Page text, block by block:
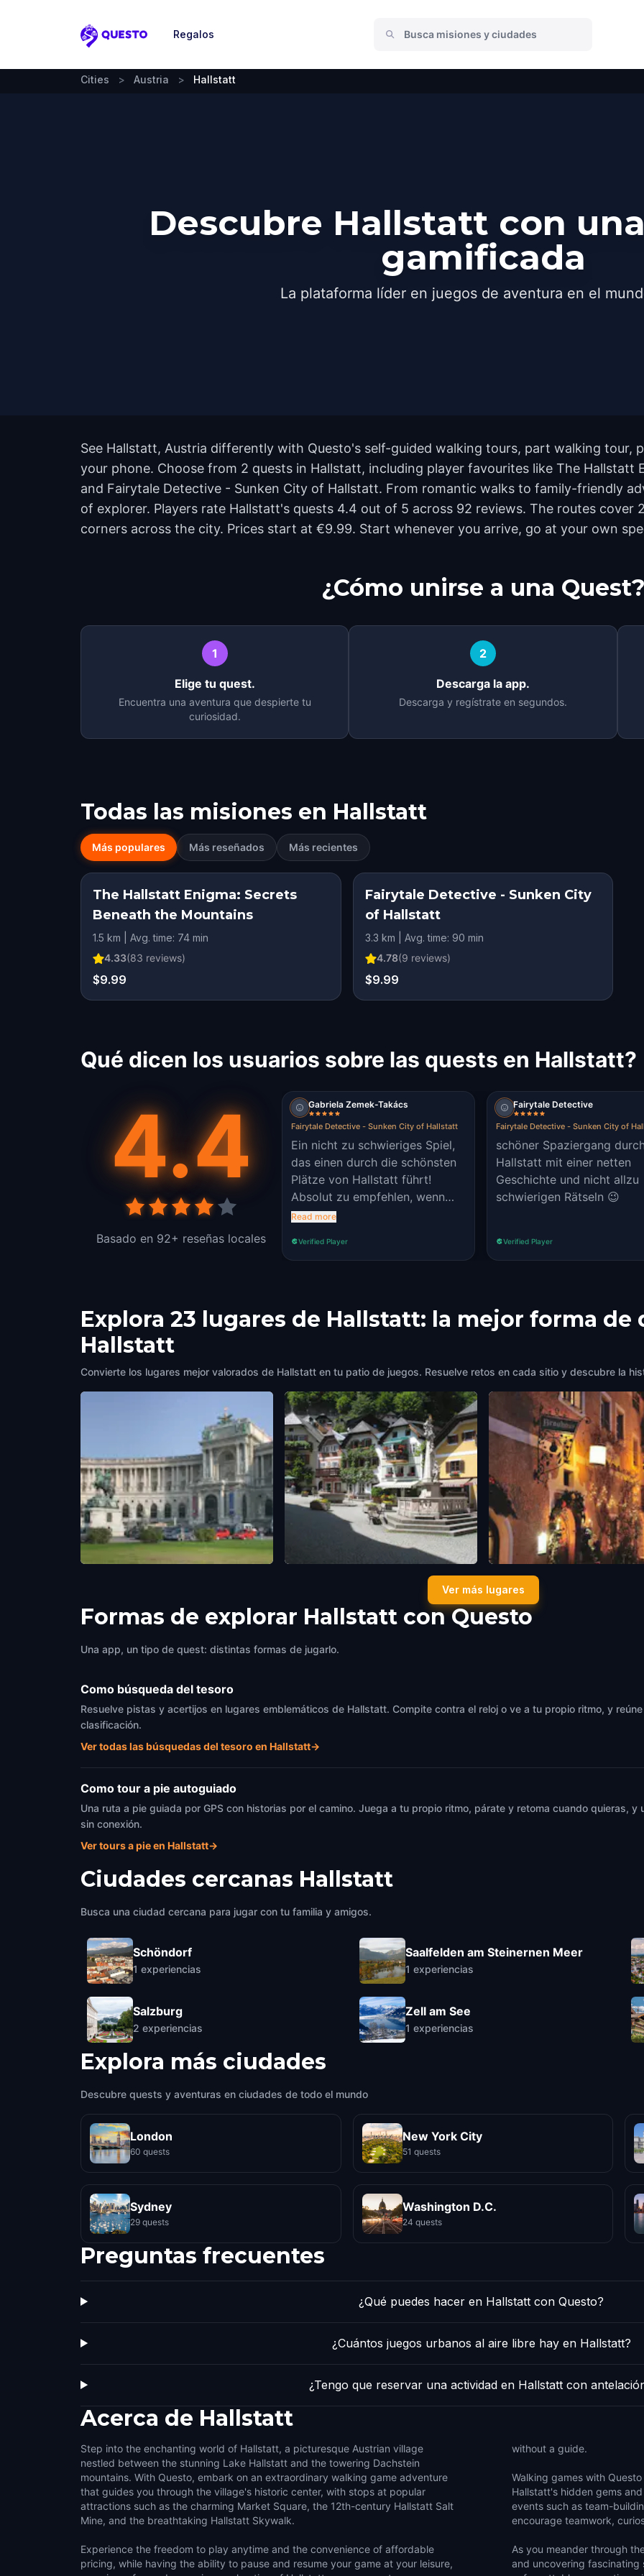
Questo
Regalos
Cities > Austria > Hallstatt
Descubre Hallstatt con
gamificada
La plataforma líder en juegos de aventura en el
See Hallstatt, Austria differently with Questo's self-guided walking tours, part walking tour,
your phone. Choose from 2 quests in Hallstatt, including player favourites like The Hallstatt
and Fairytale Detective - Sunken City of Hallstatt. From romantic walks to family-friendly
of explorer. Players rate Hallstatt's quests 4.4 out of 5 across 92 reviews. The routes cover
corners across the city. Prices start at €9.99. Start whenever you arrive, go at your own
¿Cómo unirse a una Quest?
1
Elige tu quest.
Encuentra una aventura que despierte tu
curiosidad.
2
Descarga la app.
Descarga y regístrate en segundos.
Todas las misiones en Hallstatt
Más populares Más reseñados Más recientes
The Hallstatt Enigma: Secrets
Beneath the Mountains
1.5 km | Avg. time: 74 min
4.33(83 reviews)
$9.99
Fairytale Detective - Sunken City
of Hallstatt
3.3 km | Avg. time: 90 min
4.78(9 reviews)
$9.99
Qué dicen los usuarios sobre las quests en Hallstatt?
4.4
Basado en 92+ reseñas locales
Gabriela Zemek-Takács
Fairytale Detective - Sunken City of Hallstatt
Ein nicht zu schwieriges Spiel,
das einen durch die schönsten
Plätze von Hallstatt führt!
Absolut zu empfehlen, wenn
man nicht nur einen
sondern auch in eine mystische
und märchenhafte Geschichte
Auch die interessanten Fakten
Read more
Verified Player
Fairytale Detective
Fairytale Detective - Sunken City of
schöner Spaziergang
Hallstatt mit einer netten
Geschichte und nicht allzu
schwierigen Rätseln 😉
Verified Player
Explora 23 lugares de Hallstatt: la mejor forma de
Hallstatt
Convierte los lugares mejor valorados de Hallstatt en tu patio de juegos. Resuelve retos en cada sitio y descubre la
Hallstatt Brauhaus
Hallstatt
Ver más lugares
Formas de explorar Hallstatt con Questo
Una app, un tipo de quest: distintas formas de jugarlo.
Como búsqueda del tesoro
Resuelve pistas y acertijos en lugares emblemáticos de Hallstatt. Compite contra el reloj o ve a tu propio ritmo, y
clasificación.
Ver todas las búsquedas del tesoro en Hallstatt→
Como tour a pie autoguiado
Una ruta a pie guiada por GPS con historias por el camino. Juega a tu propio ritmo, párate y retoma cuando quieras,
sin conexión.
Ver tours a pie en Hallstatt→
Ciudades cercanas Hallstatt
Busca una ciudad cercana para jugar con tu familia y amigos.
Schöndorf
1 experiencias
Salzburg
2 experiencias
Saalfelden am Steinernen Meer
1 experiencias
Zell am See
1 experiencias
Explora más ciudades
Descubre quests y aventuras en ciudades de todo el mundo
London
60 quests
New York City
51 quests
Sydney
29 quests
Washington D.C.
24 quests
Preguntas frecuentes
¿Qué puedes hacer en Hallstatt con Questo?
¿Cuántos juegos urbanos al aire libre hay en Hallstatt?
¿Tengo que reservar una actividad en Hallstatt con
Acerca de Hallstatt
Step into the enchanting world of Hallstatt, a picturesque Austrian village
nestled between the stunning Lake Hallstatt and the towering Dachstein
mountains. With Questo, embark on an extraordinary walking game adventure
that guides you through the village's historic center, with stops at popular
attractions such as the charming Market Square, the 12th-century Hallstatt Salt
Mine, and the breathtaking Hallstatt Skywalk.
Experience the freedom to play anytime and the convenience of affordable
pricing, while having the ability to pause and resume your game at your leisure,
without a guide.
Walking games with
Hallstatt's hidden gems
events such as team-
encourage teamwork,
As you meander through
and uncovering fascinating